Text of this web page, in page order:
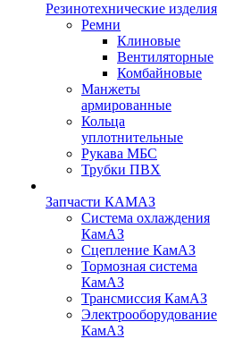
Резинотехнические изделия
Ремни
Клиновые
Вентиляторные
Комбайновые
Манжеты
армированные
Кольца
уплотнительные
Рукава МБС
Трубки ПВХ
Запчасти КАМАЗ
Система охлаждения
КамАЗ
Сцепление КамАЗ
Тормозная система
КамАЗ
Трансмиссия КамАЗ
Электрооборудование
КамАЗ